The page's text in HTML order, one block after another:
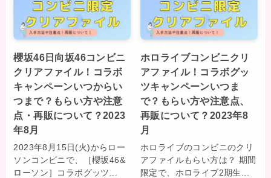
櫻坂46日向坂46コンビニ
クリアファイル！コラボ
キャンペーンいつからい
つまで？もらい方や注意
点・再販について？2023
年8月
2023年8月15日(火)からロー
ソンコンビニで、［櫻坂46&
ローソン］コラボグッツ...
ホロライブコンビニクリ
アファイル！コラボグッ
ツキャンペーンいつま
で？もらい方や注意点、
再販について？2023年8
月
ホロライブのコンビニのクリ
アファイルもらい方は？ 期間
限定で、ホロライブ2期生...